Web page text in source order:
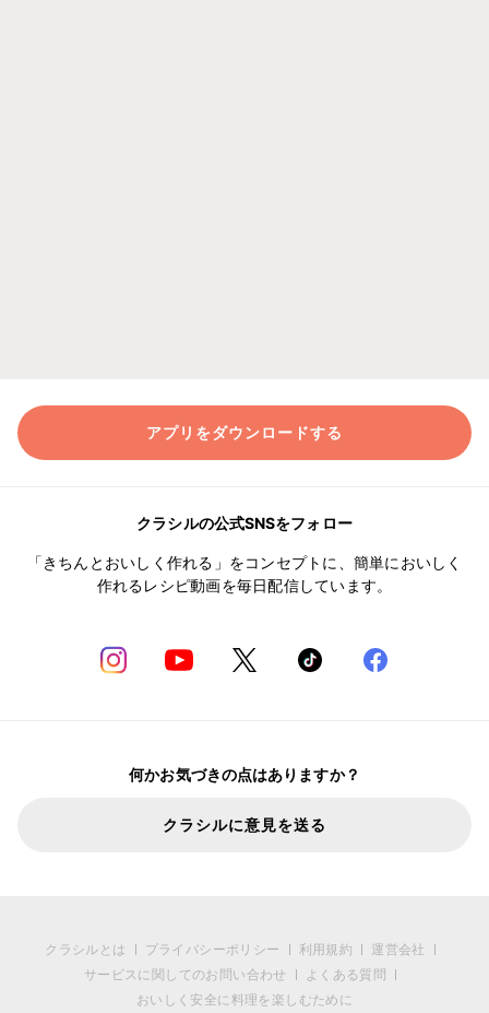
アプリをダウンロードする
クラシルの公式SNSをフォロー
「きちんとおいしく作れる」をコンセプトに、簡単においしく
作れるレシピ動画を毎日配信しています。
何かお気づきの点はありますか？
クラシルに意見を送る
クラシルとは プライバシーポリシー 利用規約
運営会社
サービスに関してのお問い合わせ
よくある質問
おいしく安全に料理を楽しむために